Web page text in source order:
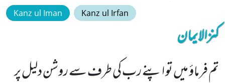
Kanz ul Iman Kanz ul Irfan
کنزالایمان
تم فرماؤ میں تو اپنے رب کی طرف سے روشن دلیل پر